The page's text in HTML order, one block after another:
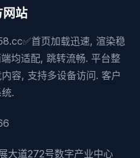
网站
首页加载迅速, 渲染稳
均适配, 跳转流畅. 平台整
容, 支持多设备访问. 客户
.
大道272号数字产业中心